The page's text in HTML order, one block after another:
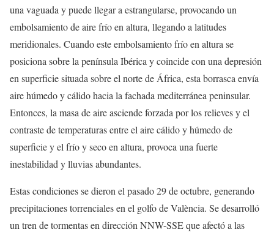
una vaguada y puede llegar a estrangularse, provocando un
embolsamiento de aire frío en altura, llegando a latitudes
meridionales. Cuando este embolsamiento frío en altura se
posiciona sobre la península Ibérica y coincide con una depresión
en superficie situada sobre el norte de África, esta borrasca envía
aire húmedo y cálido hacia la fachada mediterránea peninsular.
Entonces, la masa de aire asciende forzada por los relieves y el
contraste de temperaturas entre el aire cálido y húmedo de
superficie y el frío y seco en altura, provoca una fuerte
inestabilidad y lluvias abundantes.
Estas condiciones se dieron el pasado 29 de octubre, generando
precipitaciones torrenciales en el golfo de València. Se desarrolló
un tren de tormentas en dirección NNW-SSE que afectó a las